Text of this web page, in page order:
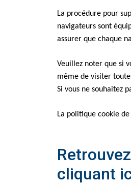
La procédure pour
navigateurs sont
assurer que chaque
Veuillez noter que si
même de visiter
Si vous ne souhaitez
La politique cookie
cliquant